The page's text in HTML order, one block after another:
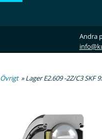
Andra
Övrigt » Lager E2.609 -2Z/C3 SKF